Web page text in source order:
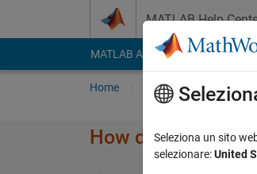
MATLAB Help
MATLAB Answers File
Home Poni una domanda
How do I fit a 3rd
Seleziona un sito
selezionare:United